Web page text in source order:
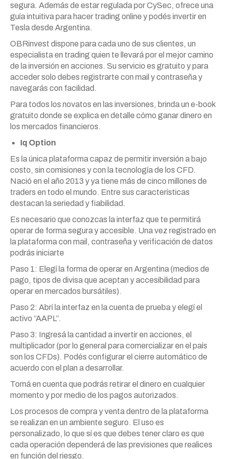
segura. Además de estar regulada por CySec, ofrece una
guía intuitiva para hacer trading online y podés invertir en
Tesla desde Argentina.
OBRinvest dispone para cada uno de sus clientes, un
especialista en trading quien te llevará por el mejor camino
de la inversión en acciones. Su servicio es gratuito y para
acceder solo debes registrarte con mail y contraseña y
navegarás con facilidad.
Para todos los novatos en las inversiones, brinda un e-book
gratuito donde se explica en detalle cómo ganar dinero en
los mercados financieros.
Iq Option
Es la única plataforma capaz de permitir inversión a bajo
costo, sin comisiones y con la tecnología de los CFD.
Nació en el año 2013 y ya tiene más de cinco millones de
traders en todo el mundo. Entre sus características
destacan la seriedad y fiabilidad.
Es necesario que conozcas la interfaz que te permitirá
operar de forma segura y accesible. Una vez registrado en
la plataforma con mail, contraseña y verificación de datos
podrás iniciarte
Paso 1: Elegí la forma de operar en Argentina (medios de
pago, tipos de divisa que aceptan y accesibilidad para
operar en mercados bursátiles).
Paso 2: Abrí la interfaz en la cuenta de prueba y elegí el
activo “AAPL”.
Paso 3: Ingresá la cantidad a invertir en acciones, el
multiplicador (por lo general para comercializar en el país
son los CFDs). Podés configurar el cierre automático de
acuerdo con el plan a desarrollar.
Tomá en cuenta que podrás retirar el dinero en cualquier
momento y por medio de los pagos autorizados.
Los procesos de compra y venta dentro de la plataforma
se realizan en un ambiente seguro. El uso es
personalizado, lo que sí es que debes tener claro es que
cada operación dependerá de las previsiones que realices
en función del riesgo.